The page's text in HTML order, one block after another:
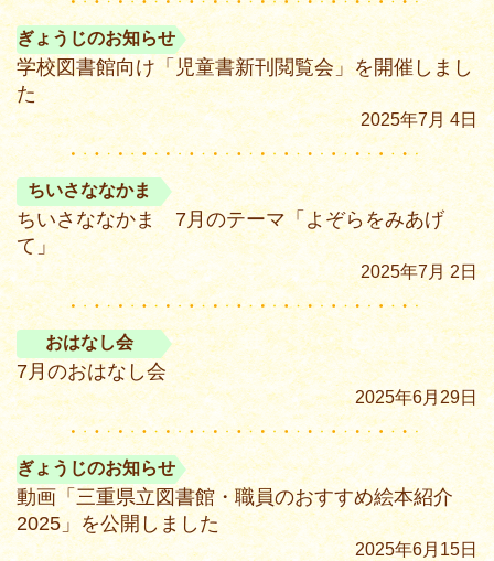
ぎょうじのお知らせ
学校図書館向け「児童書新刊閲覧会」を開催しまし
た
2025年7月 4日
ちいさななかま
ちいさななかま 7月のテーマ「よぞらをみあげ
て」
2025年7月 2日
おはなし会
7月のおはなし会
2025年6月29日
ぎょうじのお知らせ
動画「三重県立図書館・職員のおすすめ絵本紹介
2025」を公開しました
2025年6月15日